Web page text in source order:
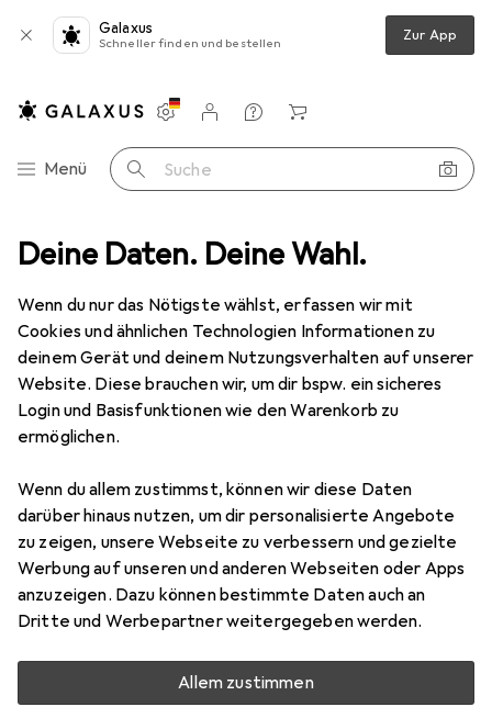
Deine Daten. Deine Wahl.
Wenn du nur das Nötigste wählst, erfassen wir mit
Cookies und ähnlichen Technologien Informationen zu
deinem Gerät und deinem Nutzungsverhalten auf unserer
Website. Diese brauchen wir, um dir bspw. ein sicheres
Login und Basisfunktionen wie den Warenkorb zu
ermöglichen.
Wenn du allem zustimmst, können wir diese Daten
darüber hinaus nutzen, um dir personalisierte Angebote
zu zeigen, unsere Webseite zu verbessern und gezielte
Werbung auf unseren und anderen Webseiten oder Apps
anzuzeigen. Dazu können bestimmte Daten auch an
Dritte und Werbepartner weitergegeben werden.
Allem zustimmen
Galaxus
Schneller finden und bestellen Zur App
Navigation nach Kategorien
Menü Suche
Einstellungen
Kundenkonto
Vergleichslisten
Merklisten
Warenkorb
Smartphone Schutzfolie Dipos Blickschutzfolie 4-Way Privacy
4 Bilder
DiposBlickschutzfolie 4-Way Privacy
Preis in EUR inkl. MwSt.
EUR
13,95
Bewertungen Marke
Mehr von Dipos
Mi, 12.8. geliefert
Mehr als 10 Stück an Lager beim Drittanbieter